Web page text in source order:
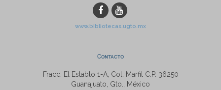
www.bibliotecas.ugto.mx
Contacto
Fracc. El Establo 1-A, Col. Marfil C.P. 36250
Guanajuato, Gto., México